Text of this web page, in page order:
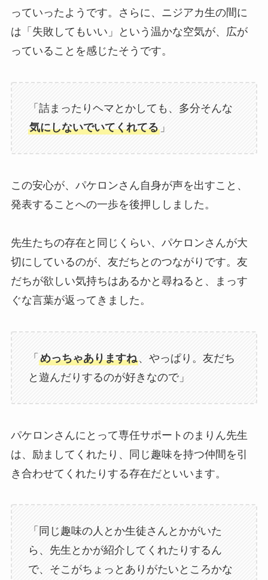
っていったようです。さらに、ニジアカ生の間に
は「失敗してもいい」という温かな空気が、広が
っていることを感じたそうです。
「詰まったりヘマとかしても、多分そんな
気にしないでいてくれてる」
この安心が、パケロンさん自身が声を出すこと、
発表することへの一歩を後押ししました。
先生たちの存在と同じくらい、パケロンさんが大
切にしているのが、友だちとのつながりです。友
だちが欲しい気持ちはあるかと尋ねると、まっす
ぐな言葉が返ってきました。
「 めっちゃありますね、やっぱり。友だち
と遊んだりするのが好きなので」
パケロンさんにとって専任サポートのまりん先生
は、励ましてくれたり、同じ趣味を持つ仲間を引
き合わせてくれたりする存在だといいます。
「同じ趣味の人とか生徒さんとかがいた
ら、先生とかが紹介してくれたりするん
で、そこがちょっとありがたいところかな